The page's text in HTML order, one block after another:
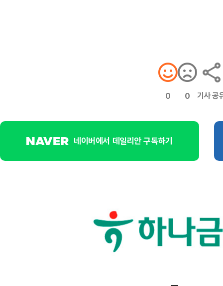
0 0 기사 공
네이버에서 데일리안 구독하기